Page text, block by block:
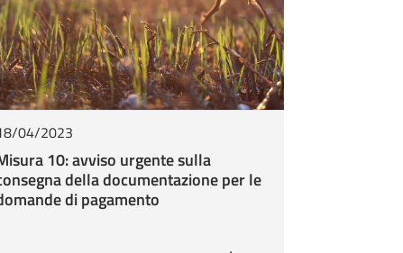
programmi comunitari per
2022 - DAG n. 31 del
del 23/02/2022 e DDS n. 191 del
consequenziali
programmi comunitari per
10.1.1/2/3/4/5/6 - Campagna
04/2023
10: avviso urgente sulla
della documentazione per le
di pagamento